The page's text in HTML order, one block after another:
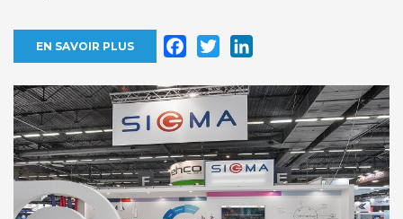
EN SAVOIR PLUS Facebook
Twitter